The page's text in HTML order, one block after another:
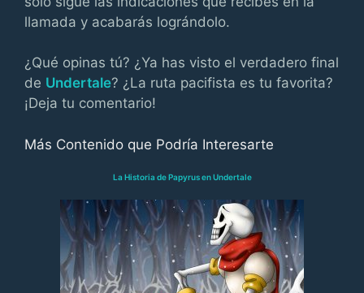
llamada y acabarás lográndolo.
¿Qué opinas tú? ¿Ya has visto el verdadero final
de Undertale? ¿La ruta pacifista es tu favorita?
¡Deja tu comentario!
Más Contenido que Podría Interesarte
La Historia de Papyrus en Undertale